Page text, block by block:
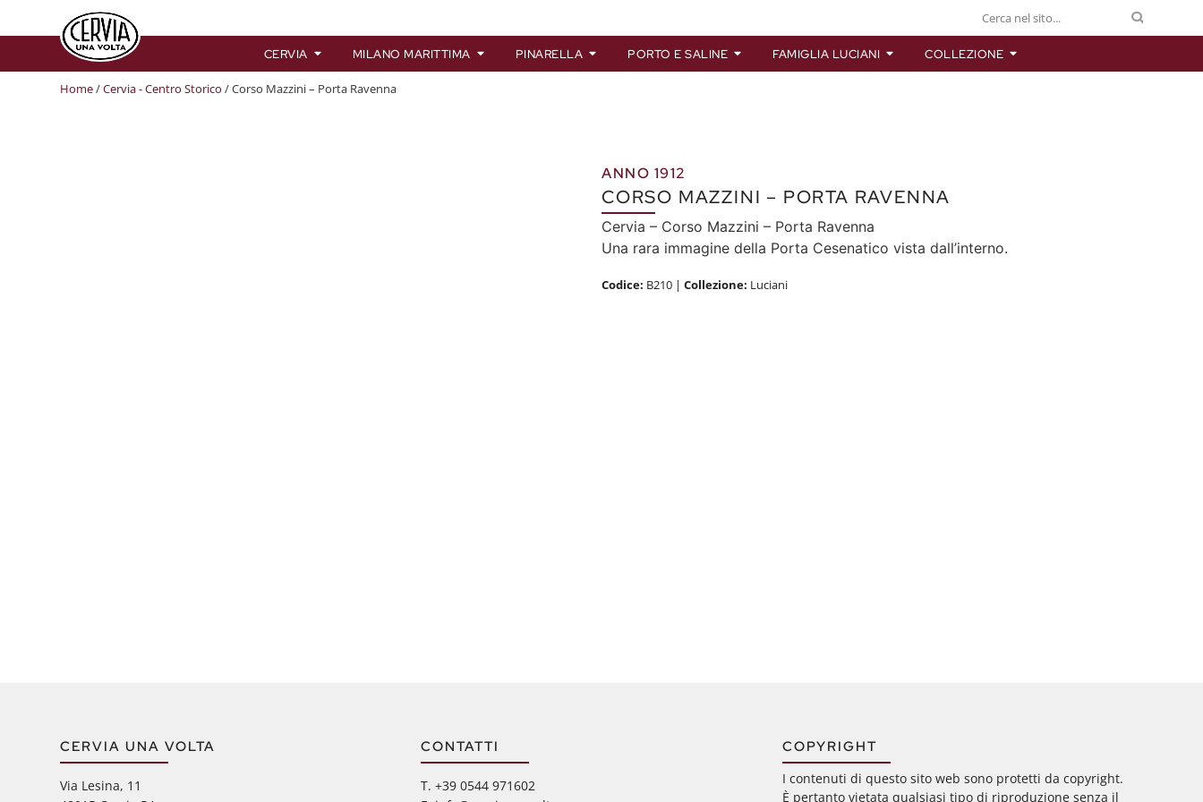
CERVIA MILANO MARITTIMA PINARELLA PORTO E SALINE FAMIGLIA LUCIANI COLLEZIONE
Home/Cervia - Centro Storico / Corso Mazzini – Porta Ravenna
ANNO 1912
CORSO MAZZINI – PORTA RAVENNA
Cervia – Corso Mazzini – Porta Ravenna
Una rara immagine della Porta Cesenatico vista dall’interno.
Codice: B210 | Collezione: Luciani
CERVIA UNA VOLTA
Via Lesina, 11
CONTATTI
‭T. +39 0544 971602
COPYRIGHT
I contenuti di questo sito web sono protetti da copyright.
È pertanto vietata qualsiasi tipo di riproduzione senza il